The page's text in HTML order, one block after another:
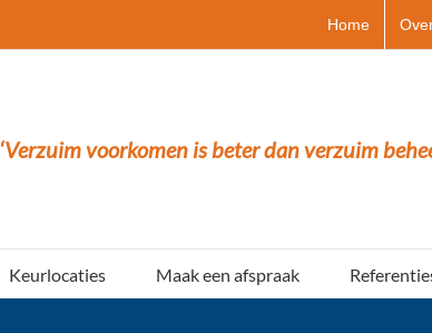
Home
‘Verzuim voorkomen is beter dan verzuim
Keurlocaties Maak een afspraak